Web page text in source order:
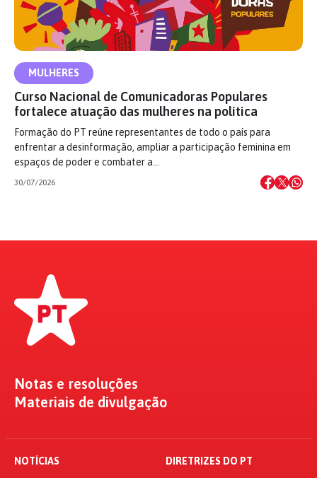
MULHERES
Curso Nacional de Comunicadoras Populares
fortalece atuação das mulheres na política
Formação do PT reúne representantes de todo o país para
enfrentar a desinformação, ampliar a participação feminina em
espaços de poder e combater a…
30/07/2026
Notas e resoluções
Materiais de divulgação
NOTÍCIAS DIRETRIZES DO PT